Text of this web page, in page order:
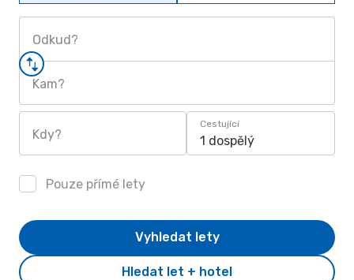
Odkud?
Kam?
Kdy?
Cestující
1 dospělý
Pouze přímé lety
Hledat let + hotel
Vyhledat lety